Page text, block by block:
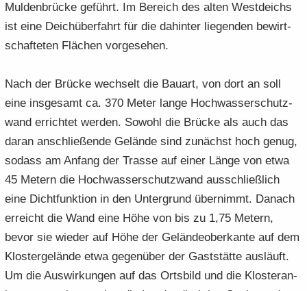
Mul­den­brü­cke ge­führt. Im Be­reich des alten West­deichs
ist eine Deich­über­fahrt für die da­hin­ter lie­gen­den be­wirt­
schaf­te­ten Flä­chen vor­ge­se­hen.
Nach der Brü­cke wech­selt die Bau­art, von dort an soll
eine ins­ge­samt ca. 370 Meter lange Hoch­was­ser­schutz­
wand er­rich­tet wer­den. So­wohl die Brü­cke als auch das
daran an­schlie­ßen­de Ge­län­de sind zu­nächst hoch genug,
so­dass am An­fang der Tras­se auf einer Länge von etwa
45 Me­tern die Hoch­was­ser­schutz­wand aus­schließ­lich
eine Dicht­funk­ti­on in den Un­ter­grund über­nimmt. Da­nach
er­reicht die Wand eine Höhe von bis zu 1,75 Me­tern,
bevor sie wie­der auf Höhe der Ge­län­de­ober­kan­te auf dem
Klos­ter­ge­län­de etwa ge­gen­über der Gast­stät­te aus­läuft.
Um die Aus­wir­kun­gen auf das Orts­bild und die Klos­ter­an­